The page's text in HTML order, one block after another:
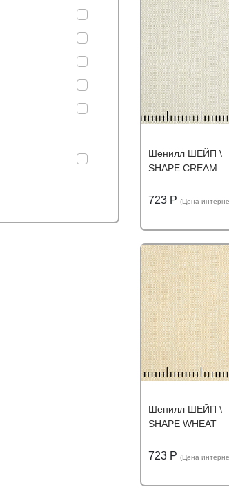
Шенилл ШЕЙП \
SHAPE CREAM
723 Р (Цена
Шенилл ШЕЙП \
SHAPE WHEAT
723 Р (Цена